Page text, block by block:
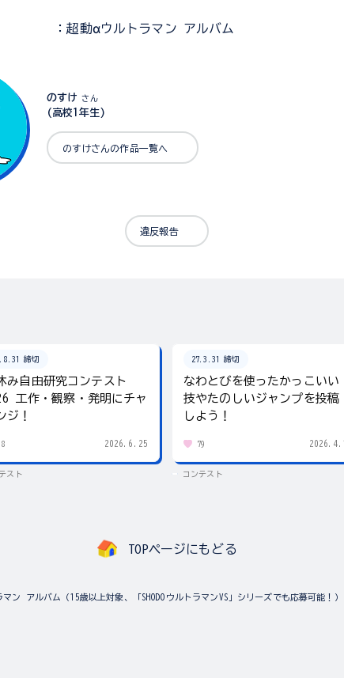
：超動αウルトラマン アルバム
のすけ さん
(高校1年生)
のすけさんの作品一覧へ
違反報告
締切
み自由研究コンテスト
工作・観察・発明にチャ
ジ！
2026.6.25
スト
27.3.31 締切
なわとびを使ったかっこいい
技やたのしいジャンプを投稿
しよう！
79 2026.4.1
コンテスト
TOPページにもどる
ン アルバム（15歳以上対象、「SHODOウルトラマンVS」シリーズでも応募可能！）